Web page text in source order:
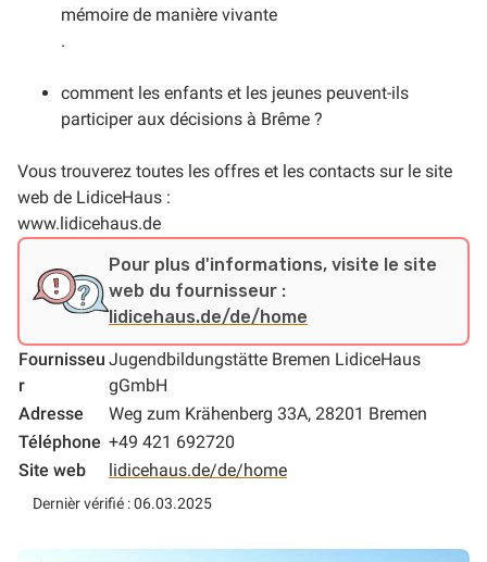
mémoire de manière vivante
.
comment les enfants et les jeunes peuvent-ils
participer aux décisions à Brême ?
Vous trouverez toutes les offres et les contacts sur le site
web de LidiceHaus :
www.lidicehaus.de
Pour plus d'informations, visite le site
web du fournisseur :
lidicehaus.de/de/home
Fournisseu
r
Jugendbildungstätte Bremen LidiceHaus
gGmbH
Adresse
Weg zum Krähenberg 33A, 28201 Bremen
Téléphone +49 421 692720
Site web
lidicehaus.de/de/home
Dernièr vérifié : 06.03.2025